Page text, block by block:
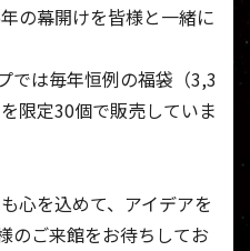
の幕開けを皆様と一緒に
では毎年恒例の福袋（3,3
限定30個で販売していま
心を込めて、アイデアを
のご来館をお待ちしてお